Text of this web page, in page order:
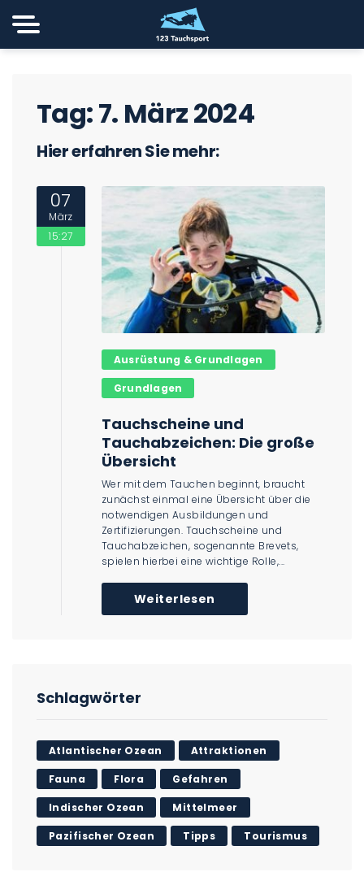
Tag:7. März 2024
Hier erfahren Sie mehr:
07
März
15:27
Ausrüstung & Grundlagen
Grundlagen
Tauchscheine und
Tauchabzeichen: Die große
Übersicht
Wer mit dem Tauchen beginnt, braucht
zunächst einmal eine Übersicht über die
notwendigen Ausbildungen und
Zertifizierungen. Tauchscheine und
Tauchabzeichen, sogenannte Brevets,
spielen hierbei eine wichtige Rolle,...
Weiterlesen
Schlagwörter
Atlantischer Ozean Attraktionen
Fauna Flora Gefahren
Indischer Ozean Mittelmeer
Pazifischer Ozean Tipps Tourismus